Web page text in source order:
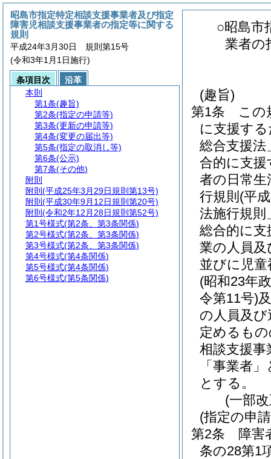
○昭島市
業者の
(趣旨)
第1条
この
に支援す
総合支援
合的に支
者の日常
行規則 (平
法施行規
総合的に
業の人員
並びに児童
(昭和23年
令第11号)
の人員及
定めるも
相談支援事
「事業者
とする。
(一部
(指定の申
第2条
障害
条の28第1
昭島市指定特定相談支援事業者及び指定
障害児相談支援事業者の指定等に関する
規則
平成24年3月30日 規則第15号
(令和3年1月1日施行)
条項目次
沿革
本則
第1条(趣旨)
第2条(指定の申請等)
第3条(更新の申請等)
第4条(変更の届出等)
第5条(指定の取消し等)
第6条(公示)
第7条(その他)
附則
附則 (平成25年3月29日規則第13号)
附則 (平成30年9月12日規則第20号)
附則 (令和2年12月28日規則第52号)
第1号様式(第2条、第3条関係)
第2号様式(第2条、第3条関係)
第3号様式(第2条、第3条関係)
第4号様式(第4条関係)
第5号様式(第4条関係)
第6号様式(第5条関係)